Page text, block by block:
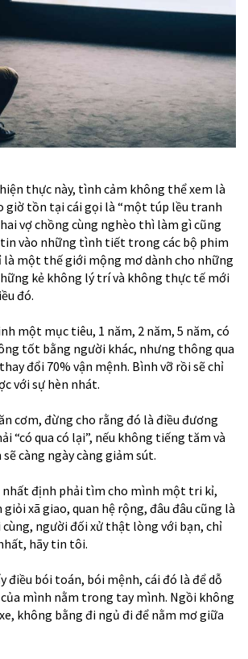
thực này, tình cảm không thể xem là
giờ tồn tại cái gọi là “một túp lều tranh
vợ chồng cùng nghèo thì làm gì cũng
vào những tình tiết trong các bộ phim
là một thế giới mộng mơ dành cho những
kẻ không lý trí và không thực tế mới
đó.
một mục tiêu, 1 năm, 2 năm, 5 năm, có
tốt bằng người khác, nhưng thông qua
đổi 70% vận mệnh. Bình vỡ rồi sẽ chỉ
với sự hèn nhát.
cơm, đừng cho rằng đó là điều đương
“có qua có lại”, nếu không tiếng tăm và
càng ngày càng giảm sút.
nhất định phải tìm cho mình một tri kỉ,
xã giao, quan hệ rộng, đâu đâu cũng là
cùng, người đối xử thật lòng với bạn, chỉ
hãy tin tôi.
điều bói toán, bói mệnh, cái đó là để dỗ
mình nằm trong tay mình. Ngồi không
không bằng đi ngủ đi để nằm mơ giữa